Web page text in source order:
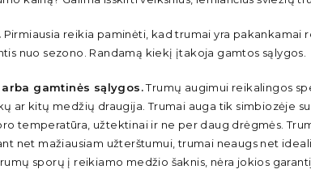
Pirmiausia reikia paminėti, kad trumai yra pakankamai
nuo sezono. Randamą kiekį įtakoja gamtos sąlygos.
gamtinės sąlygos.Trumų augimui reikalingos
ar kitų medžių draugija. Trumai auga tik simbiozėje
temperatūra, užtektinai ir ne per daug drėgmės.
net mažiausiam užterštumui, trumai neaugs net
sporų į reikiamo medžio šaknis, nėra jokios